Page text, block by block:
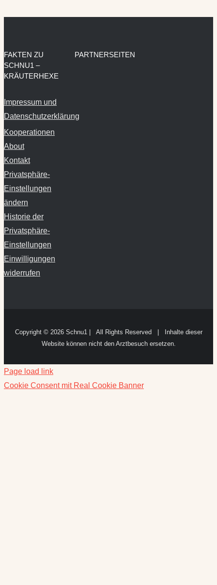
FAKTEN ZU
SCHNU1 –
KRÄUTERHEXE
Impressum und
Datenschutzerklärung
Kooperationen
About
Kontakt
Privatsphäre-
Einstellungen
ändern
Historie der
Privatsphäre-
Einstellungen
Einwilligungen
widerrufen
PARTNERSEITEN
Copyright © 2026 Schnu1 | All Rights Reserved | Inhalte dieser
Website können nicht den Arztbesuch ersetzen.
Page load link
Cookie Consent mit Real Cookie Banner